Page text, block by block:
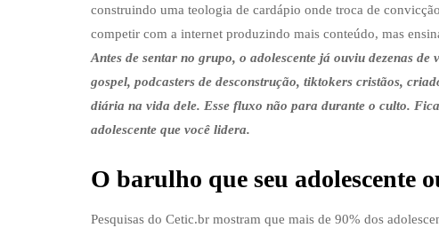
construindo uma teologia de cardápio onde troca de
competir com a internet produzindo mais conteúdo, mas
Antes de sentar no grupo, o adolescente já ouviu dezenas
gospel, podcasters de desconstrução, tiktokers cristãos,
diária na vida dele. Esse fluxo não para durante o culto.
adolescente que você lidera.
O barulho que seu adolescente
Pesquisas do Cetic.br mostram que mais de 90% dos